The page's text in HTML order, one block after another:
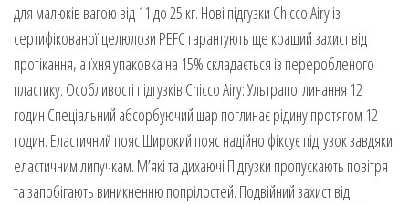
для малюків вагою від 11 до 25 кг. Нові підгузки Chicco Airy із
сертифікованої целюлози PEFC гарантують ще кращий захист від
протікання, а їхня упаковка на 15% складається із переробленого
пластику. Особливості підгузків Chicco Airy: Ультрапоглинання 12
годин Спеціальний абсорбуючий шар поглинає рідину протягом 12
годин. Еластичний пояс Широкий пояс надійно фіксує підгузок завдяки
еластичним липучкам. М’які та дихаючі Підгузки пропускають повітря
та запобігають виникненню попрілостей. Подвійний захист від